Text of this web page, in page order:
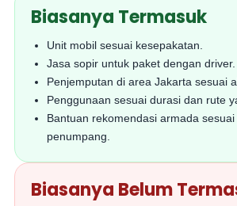
Biasanya Termasuk
Unit mobil sesuai kesepakatan.
Jasa sopir untuk paket dengan driver.
Penjemputan di area Jakarta sesuai
Penggunaan sesuai durasi dan rute
Bantuan rekomendasi armada sesuai
penumpang.
Biasanya Belum